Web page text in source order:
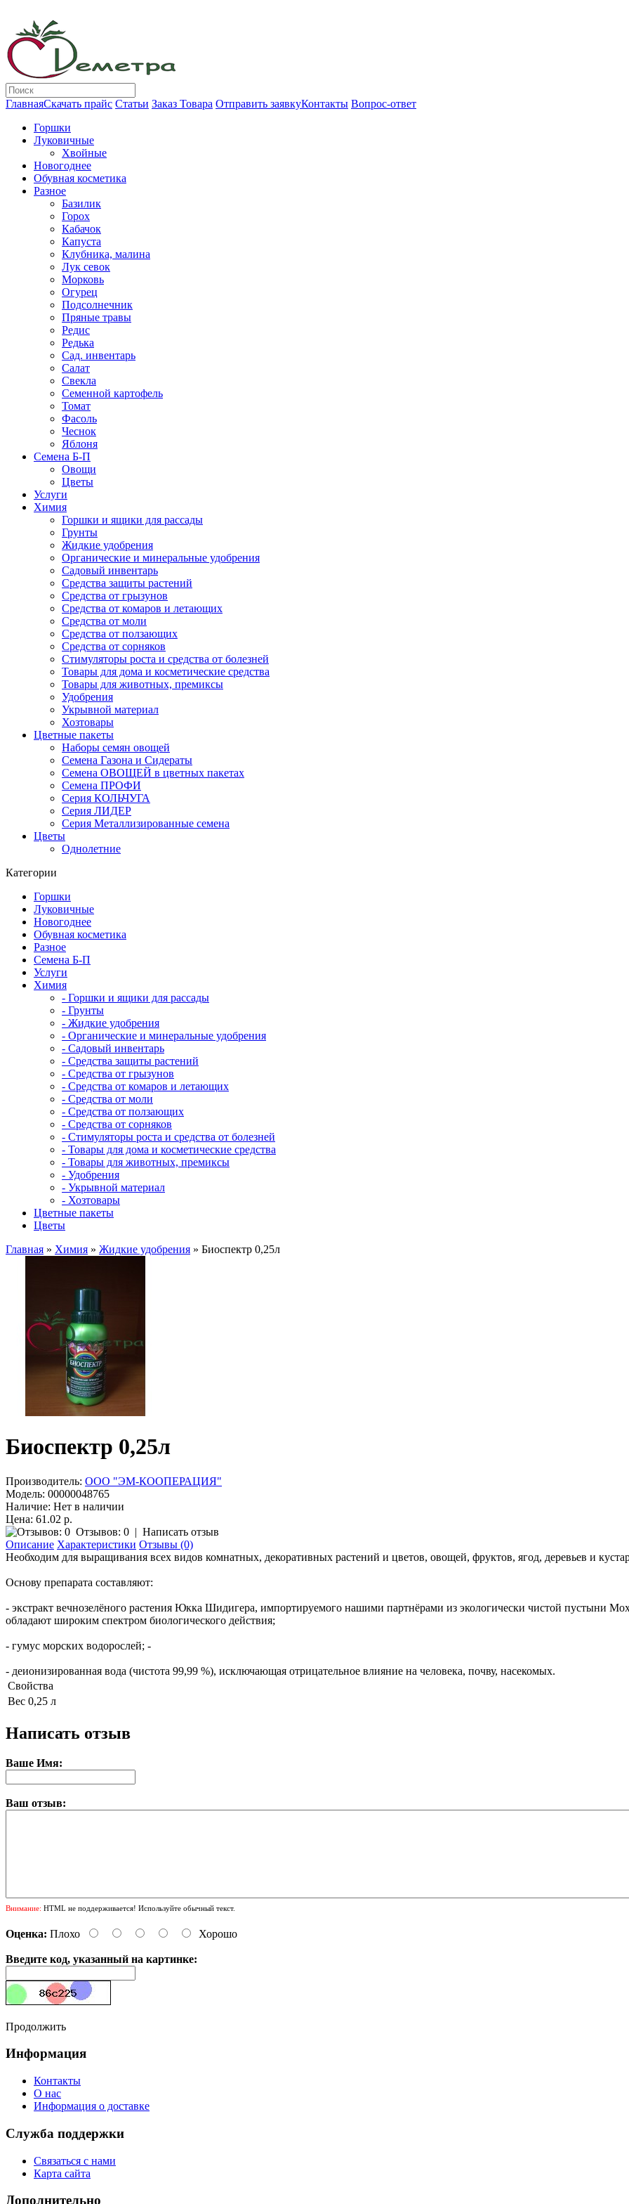
ГлавнаяСкачать прайс Статьи Заказ Товара Отправить заявкуКонтакты Вопрос-ответ
Горшки
Луковичные
Хвойные
Новогоднее
Обувная косметика
Разное
Базилик
Горох
Кабачок
Капуста
Клубника, малина
Лук севок
Морковь
Огурец
Подсолнечник
Пряные травы
Редис
Редька
Сад. инвентарь
Салат
Свекла
Семенной картофель
Томат
Фасоль
Чеснок
Яблоня
Семена Б-П
Овощи
Цветы
Услуги
Химия
Горшки и ящики для рассады
Грунты
Жидкие удобрения
Органические и минеральные удобрения
Садовый инвентарь
Средства защиты растений
Средства от грызунов
Средства от комаров и летающих
Средства от моли
Средства от ползающих
Средства от сорняков
Стимуляторы роста и средства от болезней
Товары для дома и косметические средства
Товары для животных, премиксы
Удобрения
Укрывной материал
Хозтовары
Цветные пакеты
Наборы семян овощей
Семена Газона и Сидераты
Семена ОВОЩЕЙ в цветных пакетах
Семена ПРОФИ
Серия КОЛЬЧУГА
Серия ЛИДЕР
Серия Металлизированные семена
Цветы
Однолетние
Категории
Горшки
Луковичные
Новогоднее
Обувная косметика
Разное
Семена Б-П
Услуги
Химия
- Горшки и ящики для рассады
- Грунты
- Жидкие удобрения
- Органические и минеральные удобрения
- Садовый инвентарь
- Средства защиты растений
- Средства от грызунов
- Средства от комаров и летающих
- Средства от моли
- Средства от ползающих
- Средства от сорняков
- Стимуляторы роста и средства от болезней
- Товары для дома и косметические средства
- Товары для животных, премиксы
- Удобрения
- Укрывной материал
- Хозтовары
Цветные пакеты
Цветы
Главная » Химия » Жидкие удобрения » Биоспектр 0,25л
Биоспектр 0,25л
Производитель: ООО "ЭМ-КООПЕРАЦИЯ"
Модель: 00000048765
Наличие: Нет в наличии
Цена: 61.02 р.
Отзывов: 0 | Написать отзыв
Описание Характеристики Отзывы (0)
Необходим для выращивания всех видов комнатных, декоративных растений и цветов, овощей, фруктов, ягод, деревьев и
Основу препарата составляют:
- экстракт вечнозелёного растения Юкка Шидигера, импортируемого нашими партнёрами из экологически чистой пустыни
обладают широким спектром биологического действия;
- гумус морских водорослей; -
- деионизированная вода (чистота 99,99 %), исключающая отрицательное влияние на человека, почву, насекомых.
Свойства
Вес 0,25 л
Написать отзыв
Ваше Имя:
Ваш отзыв:
Внимание: HTML не поддерживается! Используйте обычный текст.
Оценка: Плохо Хорошо
Введите код, указанный на картинке:
Продолжить
Информация
Контакты
О нас
Информация о доставке
Служба поддержки
Связаться с нами
Карта сайта
Дополнительно